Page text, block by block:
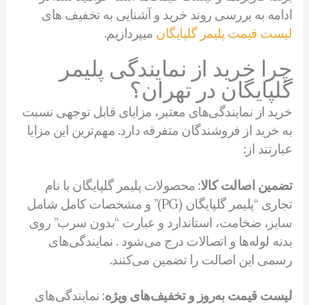
ادامه به بررسی روند خرید و آشنایی به تخفیف های
لیست قیمت پلیمر گلپایگان میپردازیم.
چرا خرید از نمایندگی پلیمر
گلپایگان در تهران؟
خرید از نمایندگی‌های معتبر، مزایای قابل توجهی نسبت
به خرید از فروشندگان متفرقه دارد. مهم‌ترین این مزایا
عبارتند از:
تضمین اصالت کالا: محصولات پلیمر گلپایگان با نام
تجاری “پلیمر گلپایگان (PG)” و مشخصات کامل شامل
سایز، ضخامت، استاندارد و عبارت “بدون سرب” روی
بدنه لوله‌ها و اتصالات درج می‌شود . نمایندگی‌های
رسمی این اصالت را تضمین می‌کنند.
لیست قیمت به‌روز و تخفیف‌های ویژه: نمایندگی‌های